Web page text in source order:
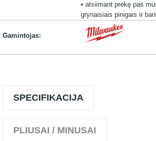
• atsiimant prekę pas
grynaisiais pinigais ir
Gamintojas:
SPECIFIKACIJA
PLIUSAI / MINUSAI